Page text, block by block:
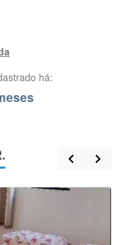
há: